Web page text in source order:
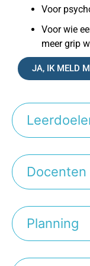
Docenten
Planning
Voor
Voor wie
meer grip
JA, IK MELD